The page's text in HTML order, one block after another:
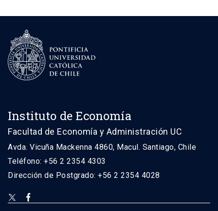
Instituto de Economía
Facultad de Economía y Administración UC
Avda. Vicuña Mackenna 4860, Macul. Santiago, Chile
Teléfono: +56 2 2354 4303
Dirección de Postgrado: +56 2 2354 4028